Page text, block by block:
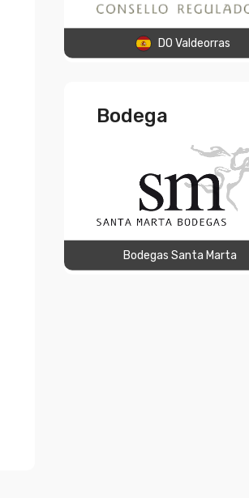
DO Valdeorras
Bodega
Bodegas Santa Marta